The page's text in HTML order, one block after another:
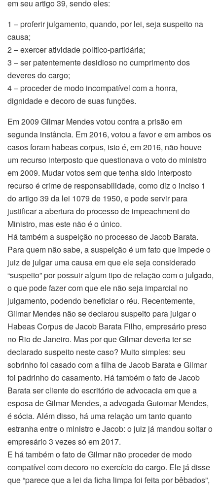
em seu artigo 39, sendo eles:
1 – proferir julgamento, quando, por lei, seja suspeito na
causa;
2 – exercer atividade político-partidária;
3 – ser patentemente desidioso no cumprimento dos
deveres do cargo;
4 – proceder de modo incompatível com a honra,
dignidade e decoro de suas funções.
Em 2009 Gilmar Mendes votou contra a prisão em
segunda instância. Em 2016, votou a favor e em ambos os
casos foram habeas corpus, isto é, em 2016, não houve
um recurso interposto que questionava o voto do ministro
em 2009. Mudar votos sem que tenha sido interposto
recurso é crime de responsabilidade, como diz o inciso 1
do artigo 39 da lei 1079 de 1950, e pode servir para
justificar a abertura do processo de impeachment do
Ministro, mas este não é o único.
Há também a suspeição no processo de Jacob Barata.
Para quem não sabe, a suspeição é um fato que impede o
juiz de julgar uma causa em que ele seja considerado
“suspeito” por possuir algum tipo de relação com o julgado,
o que pode fazer com que ele não seja imparcial no
julgamento, podendo beneficiar o réu. Recentemente,
Gilmar Mendes não se declarou suspeito para julgar o
Habeas Corpus de Jacob Barata Filho, empresário preso
no Rio de Janeiro. Mas por que Gilmar deveria ter se
declarado suspeito neste caso? Muito simples: seu
sobrinho foi casado com a filha de Jacob Barata e Gilmar
foi padrinho do casamento. Há também o fato de Jacob
Barata ser cliente do escritório de advocacia em que a
esposa de Gilmar Mendes, a advogada Guiomar Mendes,
é sócia. Além disso, há uma relação um tanto quanto
estranha entre o ministro e Jacob: o juiz já mandou soltar o
empresário 3 vezes só em 2017.
E há também o fato de Gilmar não proceder de modo
compatível com decoro no exercício do cargo. Ele já disse
que “parece que a lei da ficha limpa foi feita por bêbados”,